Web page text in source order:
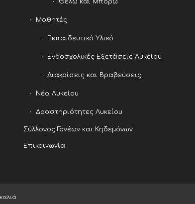
Θέλω και Μπορώ
Μαθητές
Εκπαιδευτικό Υλικό
Ενδοσχολικές Εξετάσεις Λυκείου
Διακρίσεις και Βραβεύσεις
Νέα Λυκείου
Δραστηριότητες Λυκείου
Σύλλογος Γονέων και Κηδεμόνων
Επικοινωνία